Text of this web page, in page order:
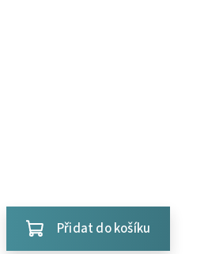
Přidat do košíku